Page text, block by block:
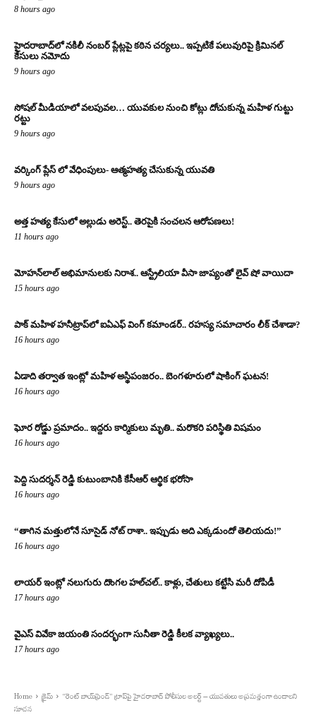
8 hours ago
హైదరాబాద్‌లో నకిలీ నంబర్ ప్లేట్లపై కఠిన చర్యలు.. ఇప్పటికే పలువురిపై క్రిమినల్
కేసులు నమోదు
9 hours ago
సోషల్ మీడియాలో వలపువల… యువకుల నుంచి కోట్లు దోచుకున్న మహిళ గుట్టు
రట్టు
9 hours ago
వర్కింగ్ ప్లేస్ లో వేధింపులు- ఆత్మహత్య చేసుకున్న యువతి
9 hours ago
అత్త హత్య కేసులో అల్లుడు అరెస్ట్.. తెరపైకి సంచలన ఆరోపణలు!
11 hours ago
మోహన్‌లాల్ అభిమానులకు నిరాశ.. ఆస్ట్రేలియా వీసా జాప్యంతో లైవ్ షో వాయిదా
15 hours ago
పాక్ మహిళ హనీట్రాప్‌లో ఐఏఎఫ్ వింగ్ కమాండర్.. రహస్య సమాచారం లీక్ చేశాడా?
16 hours ago
ఏడాది తర్వాత ఇంట్లో మహిళ అస్థిపంజరం.. బెంగళూరులో షాకింగ్ ఘటన!
16 hours ago
ఘోర రోడ్డు ప్రమాదం.. ఇద్దరు కార్మికులు మృతి.. మరొకరి పరిస్థితి విషమం
16 hours ago
పెద్ది సుదర్శన్ రెడ్డి కుటుంబానికి కేసీఆర్ ఆర్థిక భరోసా
16 hours ago
“తాగిన మత్తులోనే సూసైడ్ నోట్ రాశా.. ఇప్పుడు అది ఎక్కడుందో తెలియదు!”
16 hours ago
లాయర్ ఇంట్లో నలుగురు దొంగల హల్‌చల్.. కాళ్లు, చేతులు కట్టేసి మరీ దోపిడీ
17 hours ago
వైఎస్ వివేకా జయంతి సందర్భంగా సునీతా రెడ్డి కీలక వ్యాఖ్యలు..
17 hours ago